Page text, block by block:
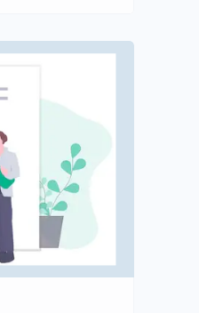
tête.
simplifient
5 conseils
un
adapté à
les prix
prestataires